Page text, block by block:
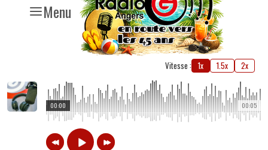
Menu
Vitesse : 1x 1.5x 2x
00:05
00:00